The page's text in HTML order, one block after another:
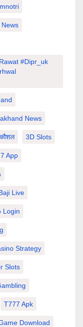
#dipr_uk
News
3D Slots
App
Live
Login
Strategy
Slots
T777 Apk
Download